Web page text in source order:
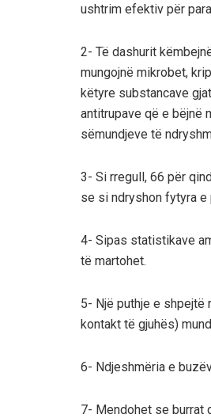
ushtrim efektiv për
2- Të dashurit
mungojnë mikrobet,
këtyre substancave
antitrupave që e bëjnë
sëmundjeve të
3- Si rregull, 66 për
se si ndryshon fytyra
4- Sipas statistikave
të martohet.
5- Një puthje e shpejtë
kontakt të gjuhës)
6- Ndjeshmëria e
7- Mendohet se burrat